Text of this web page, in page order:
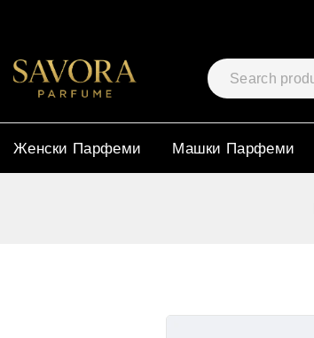
Женски Парфеми Машки Парфеми